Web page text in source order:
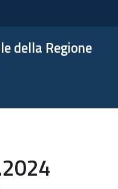
della Regione